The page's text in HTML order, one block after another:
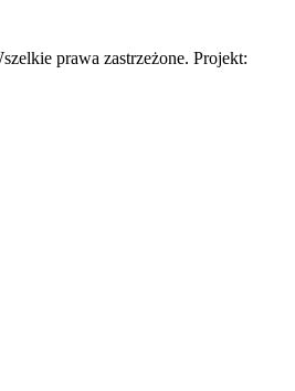
prawa zastrzeżone. Projekt: